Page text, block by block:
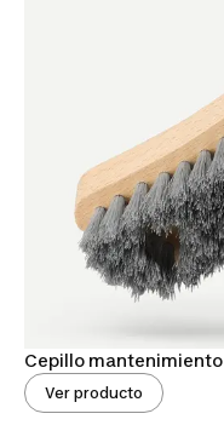
Cepillo mantenimiento
Ver producto